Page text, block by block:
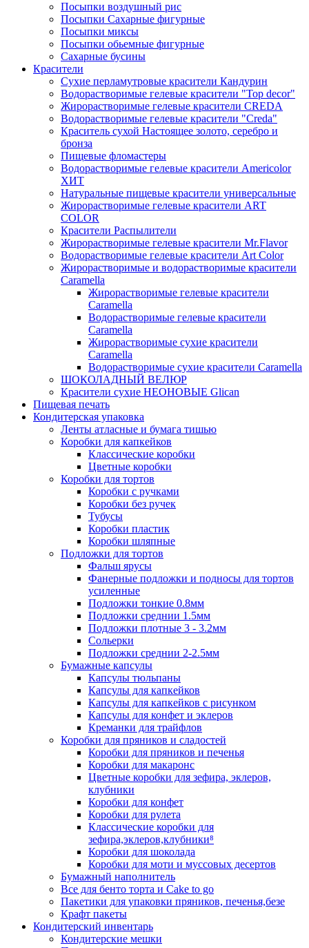
Посыпки воздушный рис
Посыпки Сахарные фигурные
Посыпки миксы
Посыпки обьемные фигурные
Сахарные бусины
Красители
Сухие перламутровые красители Кандурин
Водорастворимые гелевые красители "Top decor"
Жирорастворимые гелевые красители CREDA
Водорастворимые гелевые красители "Creda"
Краситель сухой Настоящее золото, серебро и
бронза
Пищевые фломастеры
Водорастворимые гелевые красители Americolor
ХИТ
Натуральные пищевые красители универсальные
Жирорастворимые гелевые красители ART
COLOR
Красители Распылители
Жирорастворимые гелевые красители Mr.Flavor
Водорастворимые гелевые красители Art Color
Жирорастворимые и водорастворимые красители
Caramella
Жирорастворимые гелевые красители
Caramella
Водорастворимые гелевые красители
Caramella
Жирорастворимые сухие красители
Caramella
Водорастворимые сухие красители Caramella
ШОКОЛАДНЫЙ ВЕЛЮР
Красители сухие НЕОНОВЫЕ Glican
Пищевая печать
Кондитерская упаковка
Ленты атласные и бумага тишью
Коробки для капкейков
Классические коробки
Цветные коробки
Коробки для тортов
Коробки с ручками
Коробки без ручек
Тубусы
Коробки пластик
Коробки шляпные
Подложки для тортов
Фальш ярусы
Фанерные подложки и подносы для тортов
усиленные
Подложки тонкие 0.8мм
Подложки среднии 1.5мм
Подложки плотные 3 - 3.2мм
Сольерки
Подложки среднии 2-2.5мм
Бумажные капсулы
Капсулы тюльпаны
Капсулы для капкейков
Капсулы для капкейков с рисунком
Капсулы для конфет и эклеров
Креманки для трайфлов
Коробки для пряников и сладостей
Коробки для пряников и печенья
Коробки для макаронс
Цветные коробки для зефира, эклеров,
клубники
Коробки для конфет
Коробки для рулета
Классические коробки для
зефира,эклеров,клубники⁸
Коробки для шоколада
Коробки для моти и муссовых десертов
Бумажный наполнитель
Все для бенто торта и Cake to go
Пакетики для упаковки пряников, печенья,безе
Крафт пакеты
Кондитерский инвентарь
Кондитерские мешки